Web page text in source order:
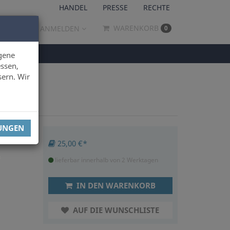
Wir
HANDEL PRESSE RECHTE
ANMELDEN WARENKORB 0
25,00 €*
lieferbar innerhalb von 2 Werktagen
IN DEN WARENKORB
AUF DIE WUNSCHLISTE